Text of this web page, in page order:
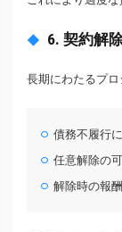
6. 契約解
長期にわたるプロ
債務不履行
任意解除の
解除時の報